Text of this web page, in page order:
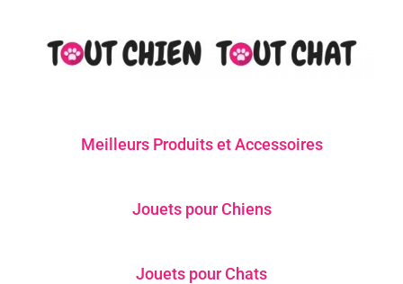
Meilleurs Produits et Accessoires
Jouets pour Chiens
Jouets pour Chats